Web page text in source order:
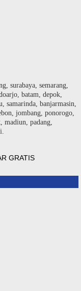
surabaya, semarang,
batam, depok,
samarinda, banjarmasin,
jombang, ponorogo,
madiun, padang,
GRATIS